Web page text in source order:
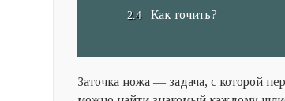
Как точить?
Заточка ножа — задача, с которой